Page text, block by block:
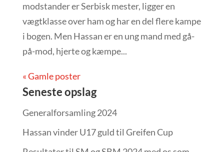
modstander er Serbisk mester, ligger en
vægtklasse over ham og har en del flere kampe
i bogen. Men Hassan er en ung mand med gå-
på-mod, hjerte og kæmpe...
« Gamle poster
Seneste opslag
Generalforsamling 2024
Hassan vinder U17 guld til Greifen Cup